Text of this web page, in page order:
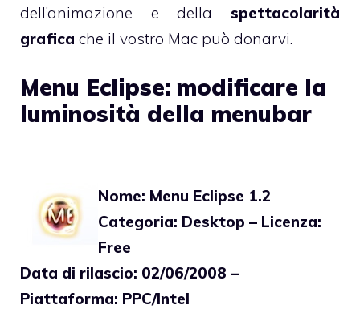
dell’animazione e della spettacolarità
grafica che il vostro Mac può donarvi.
Menu Eclipse: modificare la
luminosità della menubar
Nome: Menu Eclipse 1.2
Categoria: Desktop – Licenza:
Free
Data di rilascio: 02/06/2008 –
Piattaforma: PPC/Intel